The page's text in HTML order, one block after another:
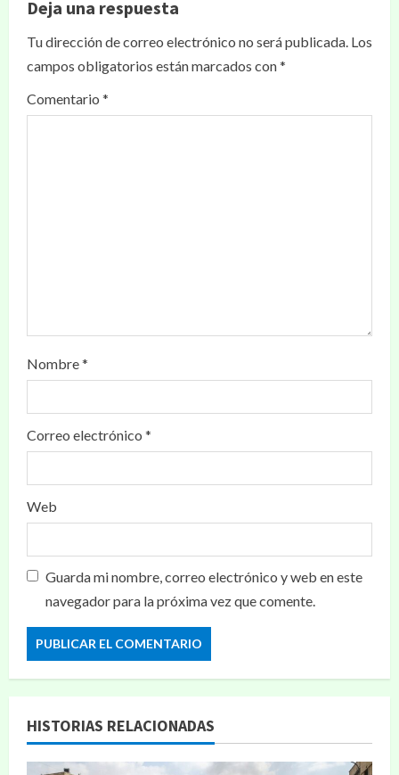
Deja una respuesta
Tu dirección de correo electrónico no será publicada. Los
campos obligatorios están marcados con*
Comentario *
Nombre*
Correo electrónico *
Web
Guarda mi nombre, correo electrónico y web en este
navegador para la próxima vez que comente.
HISTORIAS RELACIONADAS